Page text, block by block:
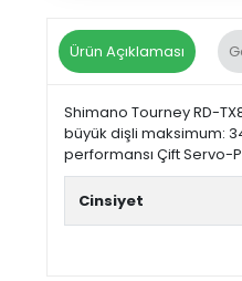
Ürün Açıklaması
Shimano Tourney RD-
büyük dişli maksimum:
performansı Çift Servo-
Cinsiyet